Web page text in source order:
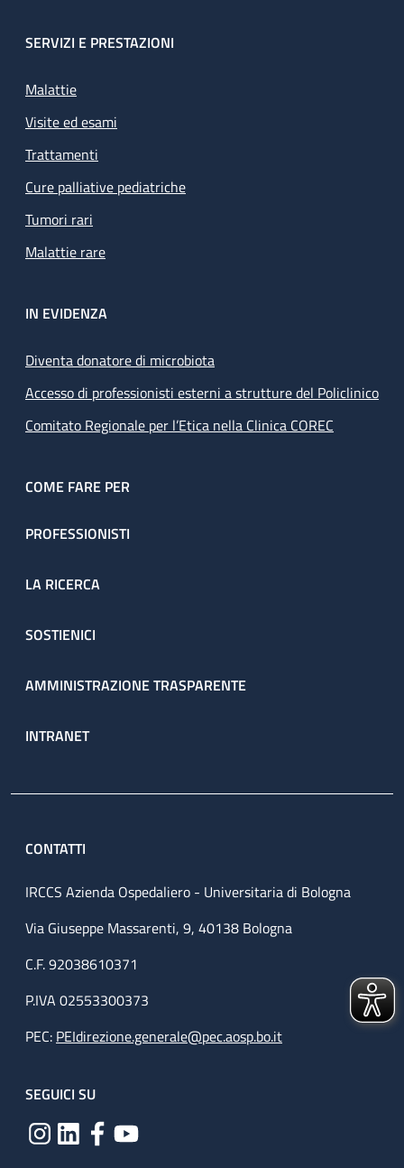
SERVIZI E PRESTAZIONI
Malattie
Visite ed esami
Trattamenti
Cure palliative pediatriche
Tumori rari
Malattie rare
IN EVIDENZA
Diventa donatore di microbiota
Accesso di professionisti esterni a strutture del Policlinico
Comitato Regionale per l’Etica nella Clinica COREC
COME FARE PER
PROFESSIONISTI
LA RICERCA
SOSTIENICI
AMMINISTRAZIONE TRASPARENTE
INTRANET
CONTATTI
IRCCS Azienda Ospedaliero - Universitaria di Bologna
Via Giuseppe Massarenti, 9, 40138 Bologna
C.F. 92038610371
P.IVA 02553300373
PEC: PEIdirezione.generale@pec.aosp.bo.it
SEGUICI SU